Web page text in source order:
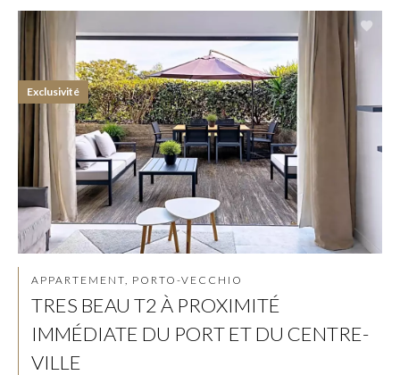
APPARTEMENT, PORTO-VECCHIO
TRES BEAU T2 À PROXIMITÉ
IMMÉDIATE DU PORT ET DU CENTRE-
VILLE
Exclusivité